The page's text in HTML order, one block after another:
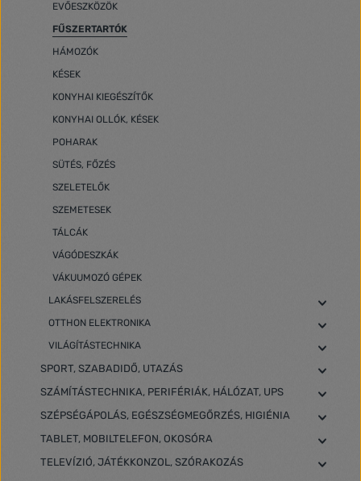
EVŐESZKÖZÖK
FŰSZERTARTÓK
HÁMOZÓK
KÉSEK
KONYHAI KIEGÉSZÍTŐK
KONYHAI OLLÓK, KÉSEK
POHARAK
SÜTÉS, FŐZÉS
SZELETELŐK
SZEMETESEK
TÁLCÁK
VÁGÓDESZKÁK
VÁKUUMOZÓ GÉPEK
LAKÁSFELSZERELÉS
OTTHON ELEKTRONIKA
VILÁGÍTÁSTECHNIKA
SPORT, SZABADIDŐ, UTAZÁS
SZÁMÍTÁSTECHNIKA, PERIFÉRIÁK, HÁLÓZAT, UPS
SZÉPSÉGÁPOLÁS, EGÉSZSÉGMEGŐRZÉS, HIGIÉNIA
TABLET, MOBILTELEFON, OKOSÓRA
TELEVÍZIÓ, JÁTÉKKONZOL, SZÓRAKOZÁS